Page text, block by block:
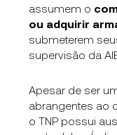
assumem o
ou adquirir
submeterem
supervisão da
Apesar de ser
abrangentes ao
o TNP possui